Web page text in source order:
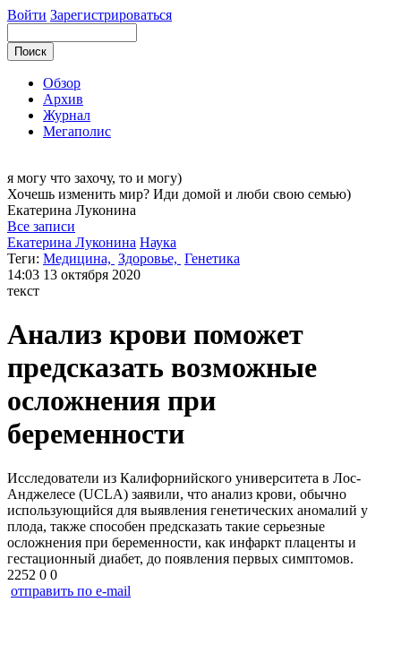
Войти Зарегистрироваться
Обзор
Архив
Журнал
Мегаполис
я могу что захочу, то и могу)
Хочешь изменить мир? Иди домой и люби свою семью)
Екатерина Луконина
Все записи
Екатерина Луконина Наука
Теги: Медицина, Здоровье, Генетика
14:03 13 октября 2020
текст
Анализ крови поможет
предсказать возможные
осложнения при
беременности
Исследователи из Калифорнийского университета в Лос-
Анджелесе (UCLA) заявили, что анализ крови, обычно
использующийся для выявления генетических аномалий у
плода, также способен предсказать такие серьезные
осложнения при беременности, как инфаркт плаценты и
гестационный диабет, до появления первых симптомов.
2252 0 0
отправить по e-mail